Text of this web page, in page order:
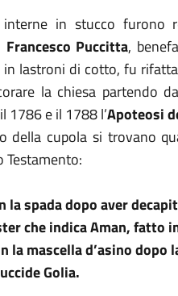
interne in stucco
Francesco Puccitta,
lastroni di cotto, fu
la chiesa partendo
1786 e il 1788 l’Apoteosi
della cupola si trovano
Testamento:
la spada dopo aver
che indica Aman, fatto
la mascella d’asino
Golia.